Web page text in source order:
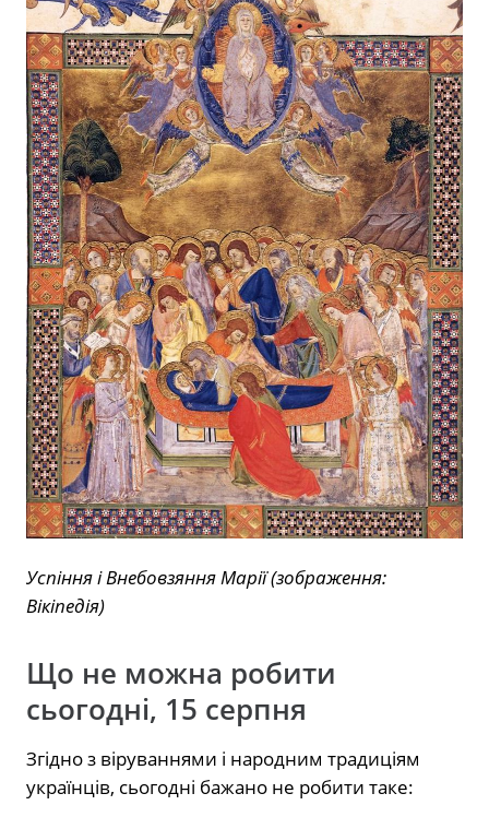
Успіння і Внебовзяння Марії (зображення:
Вікіпедія)
Що не можна робити
сьогодні, 15 серпня
Згідно з віруваннями і народним традиціям
українців, сьогодні бажано не робити таке: